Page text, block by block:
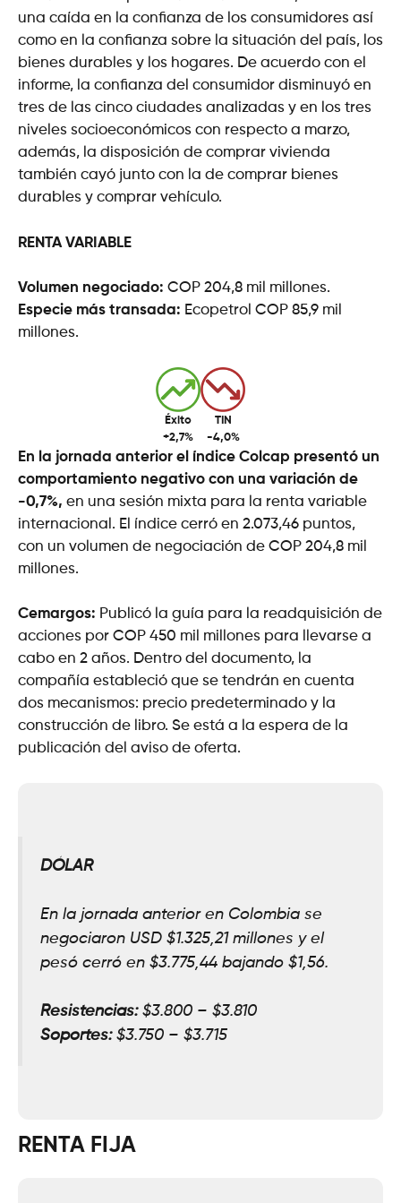
una caída en la confianza de los consumidores así
como en la confianza sobre la situación del país, los
bienes durables y los hogares. De acuerdo con el
informe, la confianza del consumidor disminuyó en
tres de las cinco ciudades analizadas y en los tres
niveles socioeconómicos con respecto a marzo,
además, la disposición de comprar vivienda
también cayó junto con la de comprar bienes
durables y comprar vehículo.
RENTA VARIABLE
Volumen negociado: COP 204,8 mil millones.
Especie más transada: Ecopetrol COP 85,9 mil
millones.
Éxito
+2,7%
TIN
-4,0%
En la jornada anterior el índice Colcap presentó un
comportamiento negativo con una variación de
-0,7%, en una sesión mixta para la renta variable
internacional. El índice cerró en 2.073,46 puntos,
con un volumen de negociación de COP 204,8 mil
millones.
Cemargos: Publicó la guía para la readquisición de
acciones por COP 450 mil millones para llevarse a
cabo en 2 años. Dentro del documento, la
compañía estableció que se tendrán en cuenta
dos mecanismos: precio predeterminado y la
construcción de libro. Se está a la espera de la
publicación del aviso de oferta.
DÓLAR
En la jornada anterior en Colombia se
negociaron USD $1.325, 21 millones y el
pesó cerró en $3.775,44 bajando $1,56.
Resistencias:$3.800 – $3.810
Soportes: $3.750 – $3.715
RENTA FIJA